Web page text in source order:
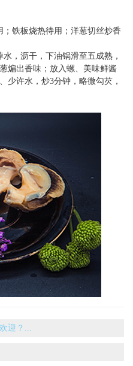
；铁板烧热待用；洋葱切丝炒香
水，沥干，下油锅滑至五成熟，
煸出香味；放入螺、美味鲜酱
少许水，炒3分钟，略微勾芡，
迎？...